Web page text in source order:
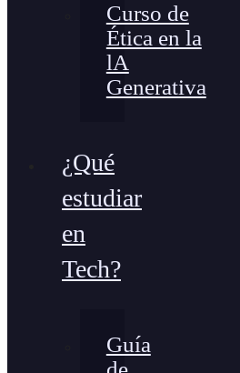
Curso de
Ética en la
lA
Generativa
¿Qué
estudiar
en
Tech?
Guía